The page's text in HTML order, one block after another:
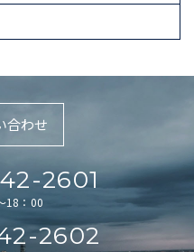
合わせ
2601
18：00
2602